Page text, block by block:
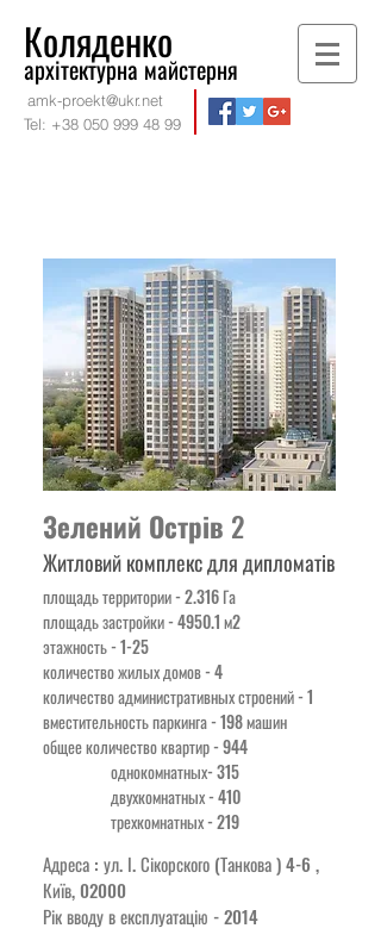
Коляденко
архітектурна майстерня
Tel: +38 050 999 48 99
amk-proekt@ukr.net
Зелений Острів 2
Житловий комплекс для дипломатів
площадь территории - 2.316 Га
площадь застройки - 4950.1 м2
этажность - 1-25
количество жилых домов - 4
количество административных строений - 1
вместительность паркинга - 198 машин
общее количество квартир - 944
однокомнатных- 315
двухкомнатных - 410
трехкомнатных - 219
Адреса : ул. І. Сікорского (Танкова ) 4-6 ,
Київ, 02000
Рік вводу в експлуатацію - 2014